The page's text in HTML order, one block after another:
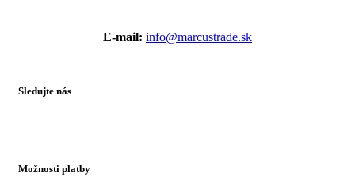
E-mail: info@marcustrade.sk
Sledujte nás
Možnosti platby